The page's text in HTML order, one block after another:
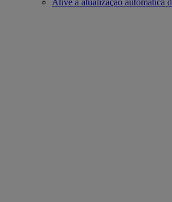
Ative a atualização automática